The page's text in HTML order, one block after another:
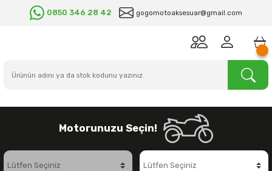
0850 346 28 42 gogomotoaksesuar@gmail.com
Motorunuzu Seçin!